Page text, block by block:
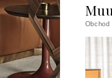
Obchod